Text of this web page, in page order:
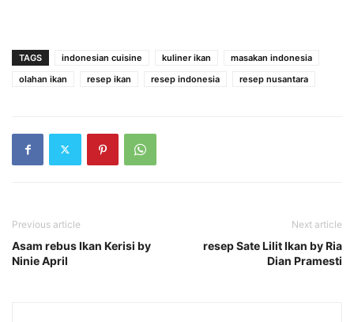
TAGS indonesian cuisine kuliner ikan
masakan indonesia
olahan ikan
resep ikan resep indonesia resep nusantara
Previous article
Asam rebus Ikan Kerisi by
Ninie April
Next article
resep Sate Lilit Ikan by Ria
Dian Pramesti